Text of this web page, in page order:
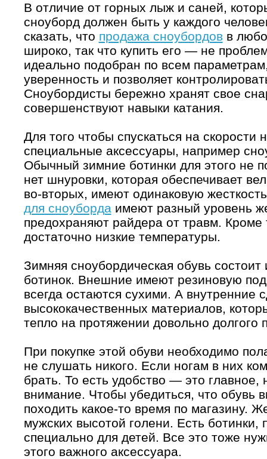
В отличие от горных лыж и саней,
сноуборд должен быть у каждого
сказать, что продажа сноубордовв
широко, так что купить его — не
идеально подобран по всем
уверенность и позволяет
Сноубордисты бережно хранят свое
совершенствуют навыки катания.
Для того чтобы спускаться на скорости
специальные аксессуары, например
Обычный зимние ботинки для этого не
нет шнуровки, которая обеспечивает
во-вторых, имеют одинаковую
для сноубордаимеют разный уровень
предохраняют райдера от травм.
достаточно низкие температуры.
Зимняя сноубордическая обувь
ботинок. Внешние имеют резиновую
всегда остаются сухими. А внутренние
высококачественных материалов,
тепло на протяжении довольно долгого
При покупке этой обуви необходимо
не слушать никого. Если ногам в них
брать. То есть удобство — это
внимание. Чтобы убедиться, что обувь
походить какое-то время по магазину.
мужских высотой голени. Есть ботинки,
специально для детей. Все это тоже
этого важного аксессуара.